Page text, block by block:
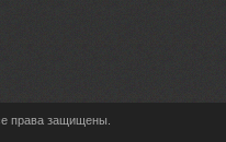
права защищены.